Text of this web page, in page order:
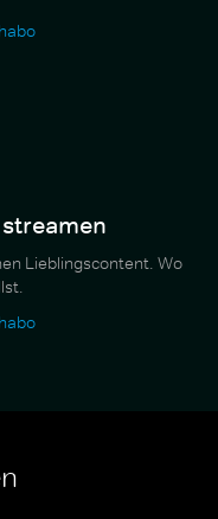
Lieblingscontent. Wo